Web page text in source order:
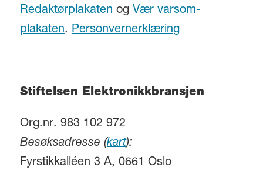
Redaktørplakatenog Vær varsom-
plakaten. Personvernerklæring
Stiftelsen Elektronikkbransjen
Org.nr. 983 102 972
Besøksadresse (kart):
Fyrstikkalléen 3 A, 0661 Oslo